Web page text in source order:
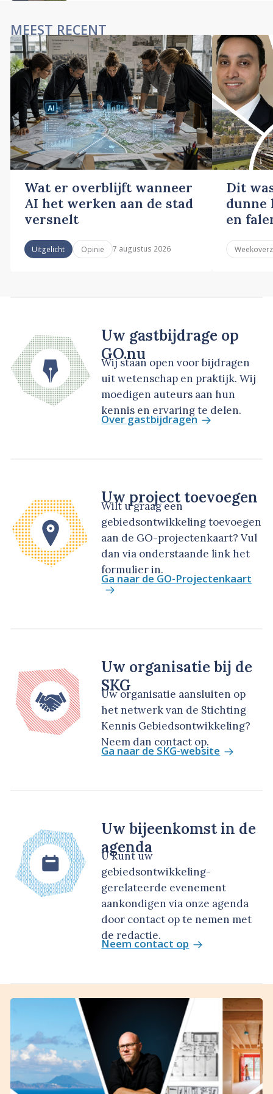
MEEST RECENT
Wat er overblijft wanneer
AI het werken aan de stad
versnelt
Uitgelicht Opinie 7 augustus 2026
Dit
dunne
en
Uw gastbijdrage op
GO.nu
Wij staan open voor bijdragen
uit wetenschap en praktijk. Wij
moedigen auteurs aan hun
kennis en ervaring te delen.
Over gastbijdragen
Uw project toevoegen
Wilt u graag een
gebiedsontwikkeling toevoegen
aan de GO-projectenkaart? Vul
dan via onderstaande link het
formulier in.
Ga naar de GO-Projectenkaart
Uw organisatie bij de
SKG
Uw organisatie aansluiten op
het netwerk van de Stichting
Kennis Gebiedsontwikkeling?
Neem dan contact op.
Ga naar de SKG-website
Uw bijeenkomst in de
agenda
U kunt uw
gebiedsontwikkeling-
gerelateerde evenement
aankondigen via onze agenda
door contact op te nemen met
de redactie.
Neem contact op